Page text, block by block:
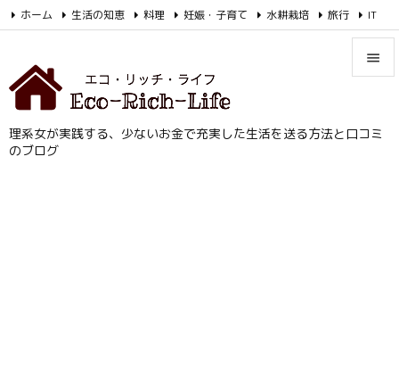
/AdSenseの自動広告コード
理系女が実践する、少ないお金で充実した生活を送る方法と口コミ
のブログ


ホーム 生活の知恵 料理 妊娠・子育て 水耕栽培 旅行
IT